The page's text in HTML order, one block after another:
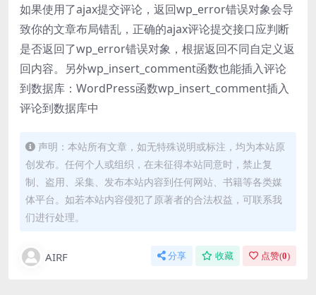
如果使用了ajax提交评论，返回wp_error错误对象会导
致你的文章布局错乱，正确的ajax评论提交接口应判断
是否返回了wp_error错误对象，根据返回不同自定义返
回内容。另外wp_insert_comment函数也能插入评论
到数据库：WordPress函数wp_insert_comment插入
评论到数据库中
声明：本站所有文章，如无特殊说明或标注，均为本站原
创发布。任何个人或组织，在未征得本站同意时，禁止复
制、盗用、采集、发布本站内容到任何网站、书籍等各类媒
体平台。如若本站内容侵犯了原著者的合法权益，可联系我
们进行处理。
AIRF 分享 收藏 点赞(0)